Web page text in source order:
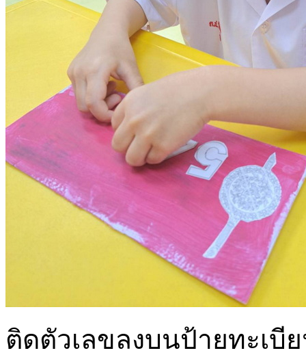
ติดตัวเลขลงบนป้ายทะเบี